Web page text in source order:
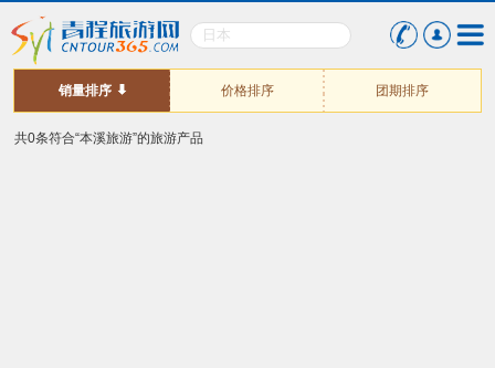
销量排序 价格排序 团期排序
共0条符合“本溪旅游”的旅游产品